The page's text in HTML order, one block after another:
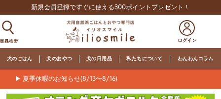
新規会員登録ですぐに使える300ポイントプレゼント！
犬のごはん 犬のおやつ 犬の日用品 私たちについて わんわんコラム
▶ 夏季休暇のお知らせ(8/13〜8/16)